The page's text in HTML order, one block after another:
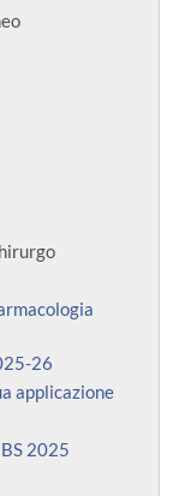
26
applicazione
2025